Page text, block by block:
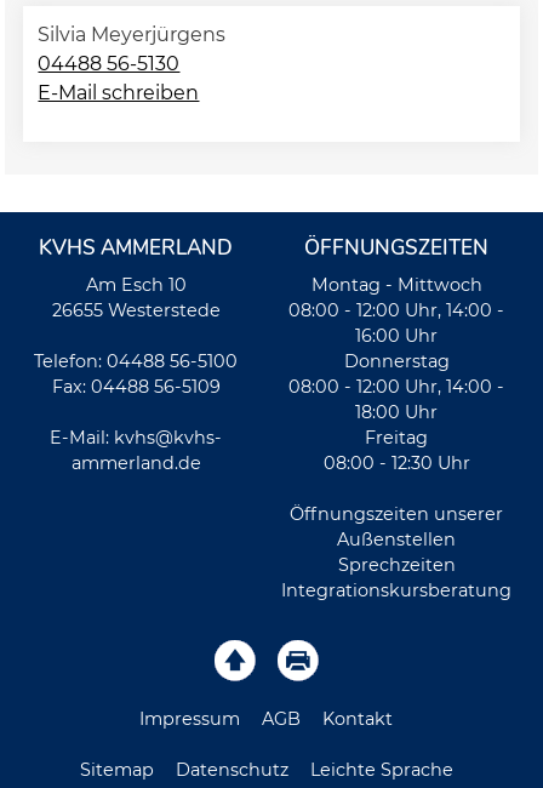
Silvia Meyerjürgens
04488 56-5130
E-Mail schreiben
KVHS AMMERLAND
Am Esch 10
26655 Westerstede
Telefon: 04488 56-5100
Fax: 04488 56-5109
E-Mail: kvhs@kvhs-
ammerland.de
ÖFFNUNGSZEITEN
Montag - Mittwoch
08:00 - 12:00 Uhr, 14:00 -
16:00 Uhr
Donnerstag
08:00 - 12:00 Uhr, 14:00 -
18:00 Uhr
Freitag
08:00 - 12:30 Uhr
Öffnungszeiten unserer
Außenstellen
Sprechzeiten
Integrationskursberatung
Impressum AGB Kontakt
Sitemap Datenschutz Leichte Sprache